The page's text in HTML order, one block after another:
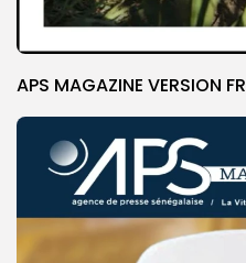
APS MAGAZINE VERSION FR